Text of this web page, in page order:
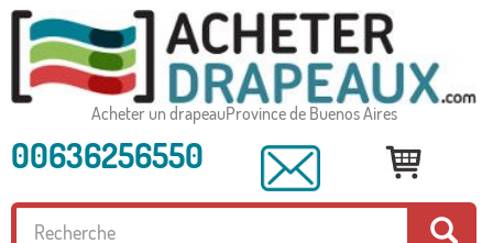
Acheter un drapeauProvince de Buenos Aires
00636256550